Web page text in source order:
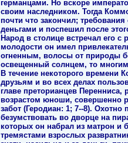
германцами. Но вскоре
своим наследником. Тогда
почти что закончил;
деньгами и поспешил после
Народ в столице встречал его
молодости он имел
огненным, волосы от природы
освещенный солнцем, то
В течение некоторого времени
друзьям и во всех делах
главе преторианцев
возрастом юноши, совершенно
забот (Геродиан: 1; 7--8).
безумствовать во дворце на
которых он набрал из матрон и
тремястами взрослых